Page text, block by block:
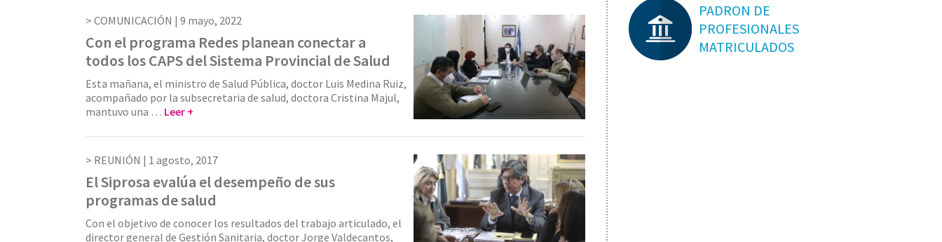
COMUNICACIÓN | 9 mayo, 2022
Con el programa Redes planean conectar a
todos los CAPS del Sistema Provincial de Salud
Esta mañana, el ministro de Salud Pública, doctor Luis Medina Ruiz,
acompañado por la subsecretaria de salud, doctora Cristina Majul,
mantuvo una … Leer +
REUNIÓN | 1 agosto, 2017
El Siprosa evalúa el desempeño de sus
programas de salud
Con el objetivo de conocer los resultados del trabajo articulado, el
director general de Gestión Sanitaria, doctor Jorge Valdecantos,
PADRON DE
PROFESIONALES
MATRICULADOS